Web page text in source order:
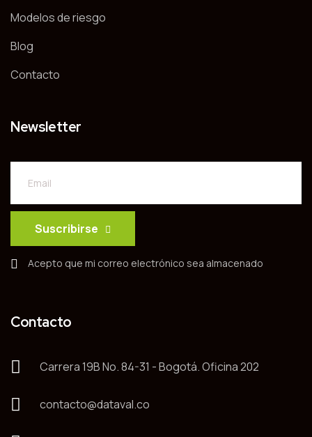
Modelos de riesgo
Blog
Contacto
Newsletter
Suscribirse
Acepto que mi correo electrónico sea almacenado
Contacto
Carrera 19B No. 84-31 - Bogotá. Oficina 202
contacto@dataval.co